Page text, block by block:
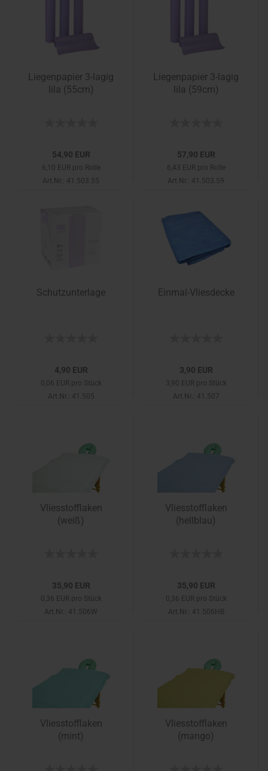
Liegenpapier 3-lagig
lila (55cm)
54,90 EUR
6,10 EUR pro Rolle
Art.Nr.: 41.503.55
Liegenpapier 3-lagig
lila (59cm)
57,90 EUR
6,43 EUR pro Rolle
Art.Nr.: 41.503.59
Schutzunterlage
4,90 EUR
0,06 EUR pro Stück
Art.Nr.: 41.505
Einmal-Vliesdecke
3,90 EUR
3,90 EUR pro Stück
Art.Nr.: 41.507
Vliesstofflaken
(weiß)
35,90 EUR
0,36 EUR pro Stück
Art.Nr.: 41.506W
Vliesstofflaken
(hellblau)
35,90 EUR
0,36 EUR pro Stück
Art.Nr.: 41.506HB
Vliesstofflaken
(mint)
Vliesstofflaken
(mango)